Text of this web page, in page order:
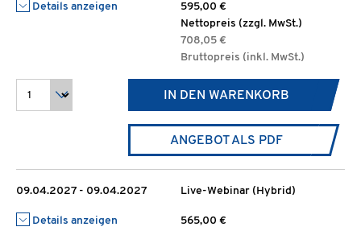
Details anzeigen
595,00 €
Nettopreis (zzgl. MwSt.)
708,05 €
Bruttopreis (inkl. MwSt.)
IN DEN WARENKORB
ANGEBOT ALS PDF
09.04.2027 - 09.04.2027 Live-Webinar (Hybrid)
Details anzeigen
565,00 €